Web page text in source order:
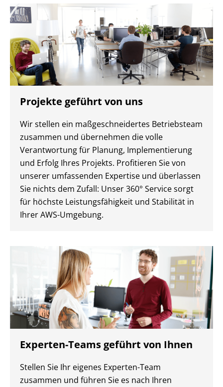
Projekte geführt von uns
Wir stellen ein maßgeschneidertes Betriebsteam
zusammen und übernehmen die volle
Verantwortung für Planung, Implementierung
und Erfolg Ihres Projekts. Profitieren Sie von
unserer umfassenden Expertise und überlassen
Sie nichts dem Zufall: Unser 360° Service sorgt
für höchste Leistungsfähigkeit und Stabilität in
Ihrer AWS-Umgebung.
Experten-Teams geführt von Ihnen
Stellen Sie Ihr eigenes Experten-Team
zusammen und führen Sie es nach Ihren